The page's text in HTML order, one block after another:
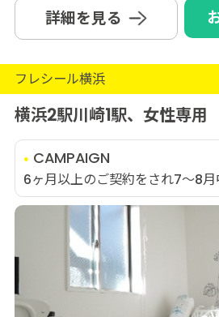
詳細を見る
フレシール横浜
横浜2駅川崎1駅、女性専用
CAMPAIGN
6ヶ月以上のご契約をされ7～8